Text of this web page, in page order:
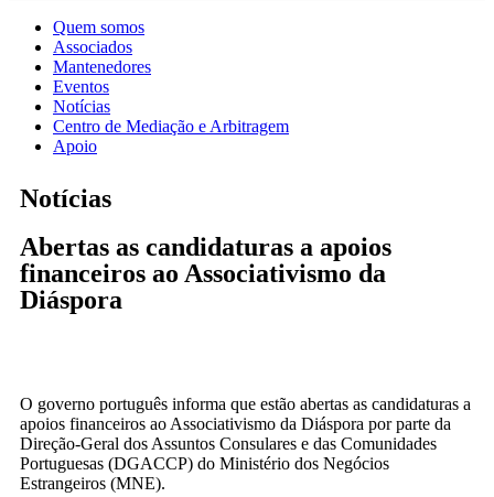
Quem somos
Associados
Mantenedores
Eventos
Notícias
Centro de Mediação e Arbitragem
Apoio
Notícias
Abertas as candidaturas a apoios
financeiros ao Associativismo da
Diáspora
O governo português informa que estão abertas as candidaturas a
apoios financeiros ao Associativismo da Diáspora por parte da
Direção-Geral dos Assuntos Consulares e das Comunidades
Portuguesas (DGACCP) do Ministério dos Negócios
Estrangeiros (MNE).